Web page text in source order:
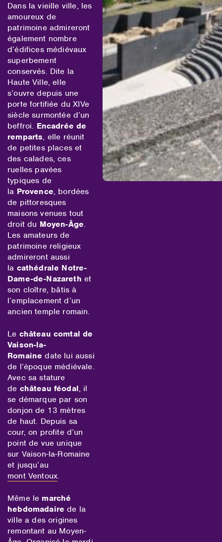
Dans la vieille ville, les
amoureux de
patrimoine admireront
également nombre
d’édifices médiévaux
superbement
conservés. Dite la
Haute Ville, elle
s’ouvre depuis une
porte fortifiée du XIVe
siècle surmontée d’un
beffroi. Encadrée de
remparts, elle réunit
de petites places et
des calades, ces
ruelles pavées
typiques de
la Provence, bordées
de pittoresques
maisons venues tout
droit du Moyen-Âge.
Les amateurs de
patrimoine religieux
admireront aussi
la cathédrale Notre-
Dame-de-Nazareth et
son cloître, bâtis à
l’emplacement d’un
ancien temple romain.
Le château comtal de
Vaison-la-
Romaine date lui aussi
de l’époque médiévale.
Avec sa stature
de château féodal, il
se démarque par son
donjon de 13 mètres
de haut. Depuis sa
cour, on profite d’un
point de vue unique
sur Vaison-la-Romaine
et jusqu’au
mont Ventoux.
Même le marché
hebdomadaire de la
ville a des origines
remontant au Moyen-